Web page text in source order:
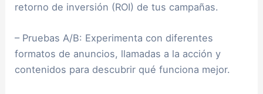
retorno de inversión (ROI) de tus campañas.
– Pruebas A/B: Experimenta con diferentes
formatos de anuncios, llamadas a la acción y
contenidos para descubrir qué funciona mejor.